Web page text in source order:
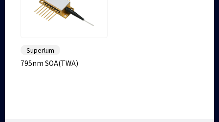
Superlum
795nm SOA(TWA)